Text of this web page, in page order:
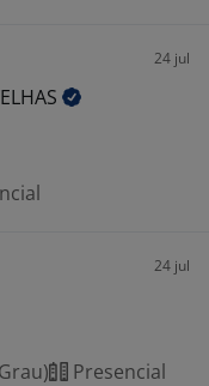
24 jul
24 jul
Presencial